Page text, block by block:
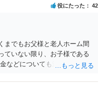
役にたった 42
までもお父様と老人ホーム間
ていない限り、お子様である
などについても滞納している
が役所から来ますが、できな